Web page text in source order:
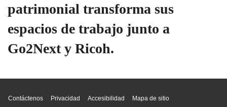
patrimonial transforma sus
espacios de trabajo junto a
Go2Next y Ricoh.
Contáctenos Privacidad Accesibilidad Mapa de sitio